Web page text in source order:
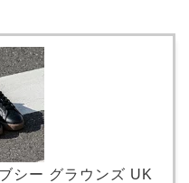
シー グラウンズ UK